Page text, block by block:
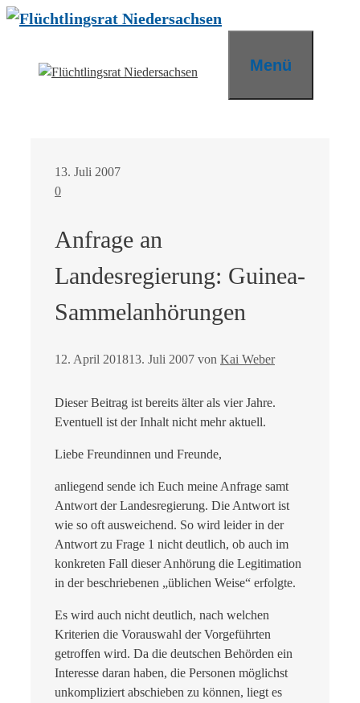
Zum
Menü
13. Juli 2007
0
Anfrage an
Landesregierung: Guinea-
Sammelanhörungen
12. April 201813. Juli 2007 von Kai Weber
Dieser Beitrag ist bereits älter als vier Jahre.
Eventuell ist der Inhalt nicht mehr aktuell.
Liebe Freundinnen und Freunde,
anliegend sende ich Euch meine Anfrage samt
Antwort der Landesregierung. Die Antwort ist
wie so oft ausweichend. So wird leider in der
Antwort zu Frage 1 nicht deutlich, ob auch im
konkreten Fall dieser Anhörung die Legitimation
in der beschriebenen „üblichen Weise“ erfolgte.
Es wird auch nicht deutlich, nach welchen
Kriterien die Vorauswahl der Vorgeführten
getroffen wird. Da die deutschen Behörden ein
Interesse daran haben, die Personen möglichst
unkompliziert abschieben zu können, liegt es